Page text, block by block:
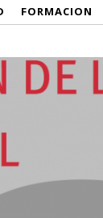
FORMACION